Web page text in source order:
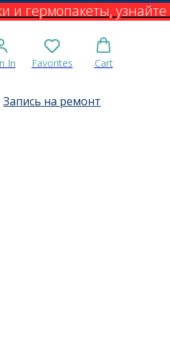
и гермопакеты, узнайте
In Favorites Cart
Запись на ремонт